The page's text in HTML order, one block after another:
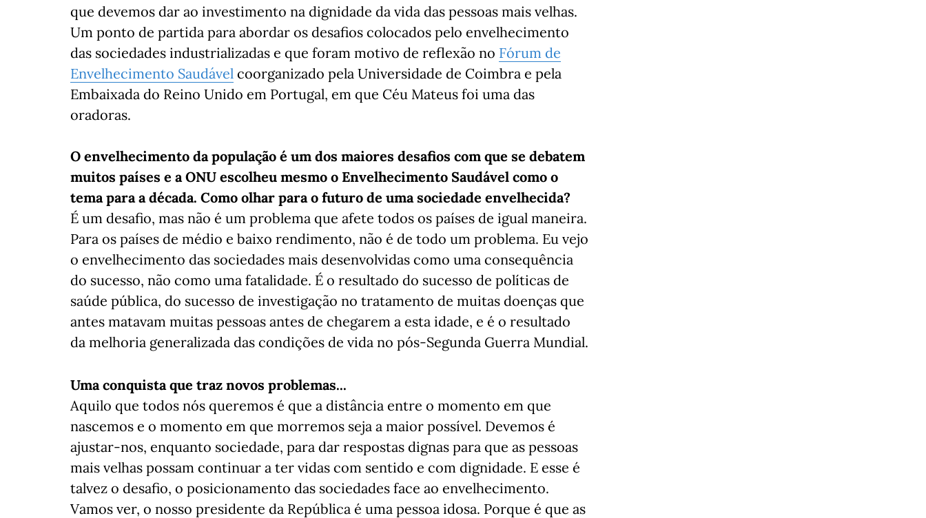
que devemos dar ao investimento na dignidade da vida das pessoas mais velhas.
Um ponto de partida para abordar os desafios colocados pelo envelhecimento
das sociedades industrializadas e que foram motivo de reflexão no Fórum de
Envelhecimento Saudável coorganizado pela Universidade de Coimbra e pela
Embaixada do Reino Unido em Portugal, em que Céu Mateus foi uma das
oradoras.
O envelhecimento da população é um dos maiores desafios com que se debatem
muitos países e a ONU escolheu mesmo o Envelhecimento Saudável como o
tema para a década. Como olhar para o futuro de uma sociedade envelhecida?
É um desafio, mas não é um problema que afete todos os países de igual maneira.
Para os países de médio e baixo rendimento, não é de todo um problema. Eu vejo
o envelhecimento das sociedades mais desenvolvidas como uma consequência
do sucesso, não como uma fatalidade. É o resultado do sucesso de políticas de
saúde pública, do sucesso de investigação no tratamento de muitas doenças que
antes matavam muitas pessoas antes de chegarem a esta idade, e é o resultado
da melhoria generalizada das condições de vida no pós-Segunda Guerra Mundial.
Uma conquista que traz novos problemas...
Aquilo que todos nós queremos é que a distância entre o momento em que
nascemos e o momento em que morremos seja a maior possível. Devemos é
ajustar-nos, enquanto sociedade, para dar respostas dignas para que as pessoas
mais velhas possam continuar a ter vidas com sentido e com dignidade. E esse é
talvez o desafio, o posicionamento das sociedades face ao envelhecimento.
Vamos ver, o nosso presidente da República é uma pessoa idosa. Porque é que as